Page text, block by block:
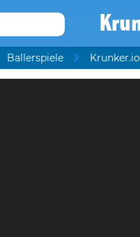
Ballerspiele Krunker.io